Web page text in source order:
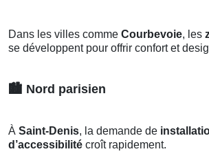
Dans les villes comme Courbevoie, les
se développent pour offrir confort et
🏙️ Nord parisien
À Saint-Denis, la demande de
d’accessibilité croît rapidement.